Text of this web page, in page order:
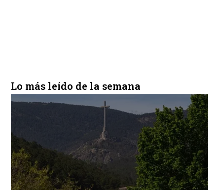
Lo más leído de la semana